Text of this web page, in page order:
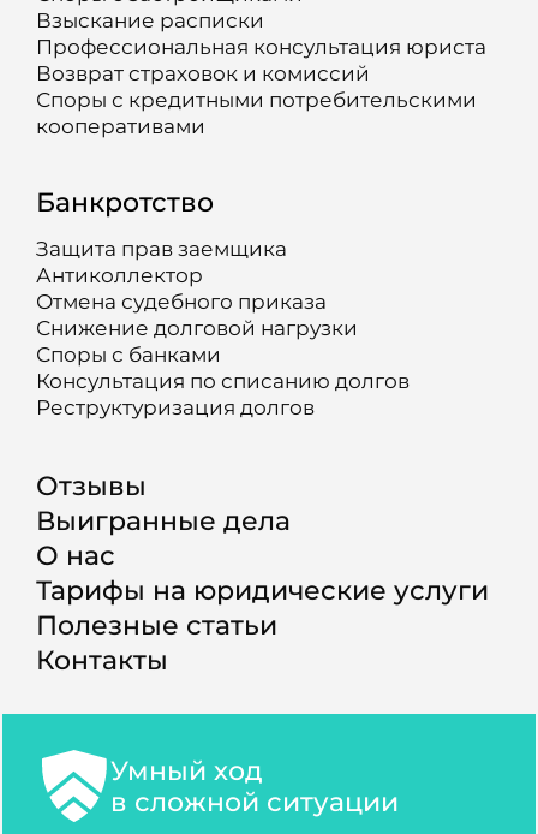
Взыскание расписки
Профессиональная консультация юриста
Возврат страховок и комиссий
Споры с кредитными потребительскими
кооперативами
Банкротство
Защита прав заемщика
Антиколлектор
Отмена судебного приказа
Снижение долговой нагрузки
Споры с банками
Консультация по списанию долгов
Реструктуризация долгов
Отзывы
Выигранные дела
О нас
Тарифы на юридические услуги
Полезные статьи
Контакты
Умный ход
в сложной ситуации